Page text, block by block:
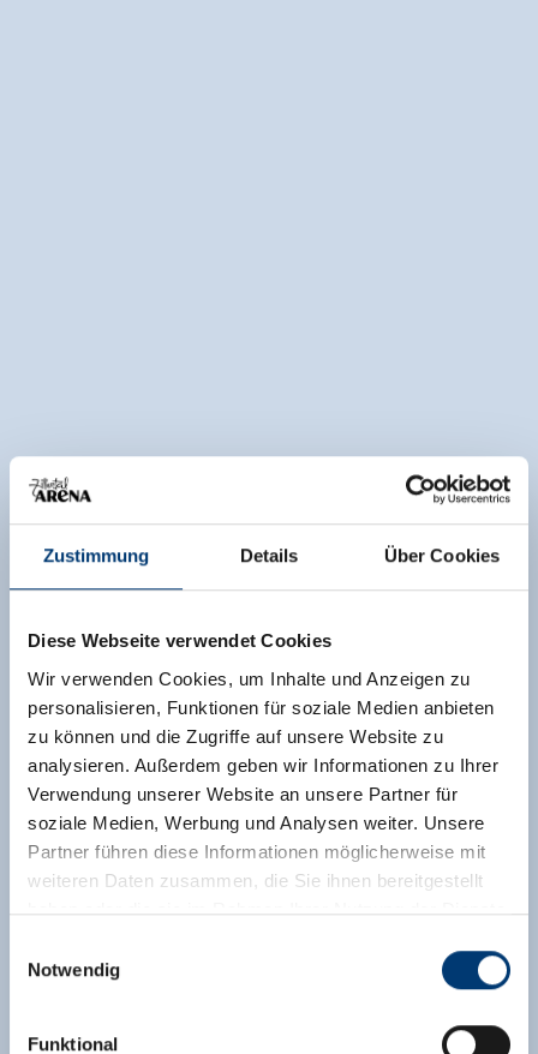
Zustimmung Details Über Cookies
Diese Webseite verwendet Cookies
Wir verwenden Cookies, um Inhalte und Anzeigen zu
personalisieren, Funktionen für soziale Medien anbieten
zu können und die Zugriffe auf unsere Website zu
analysieren. Außerdem geben wir Informationen zu Ihrer
Verwendung unserer Website an unsere Partner für
soziale Medien, Werbung und Analysen weiter. Unsere
Partner führen diese Informationen möglicherweise mit
weiteren Daten zusammen, die Sie ihnen bereitgestellt
haben oder die sie im Rahmen Ihrer Nutzung der Dienste
Notwendig
Funktional